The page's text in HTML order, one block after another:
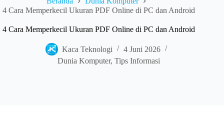
4 Cara Memperkecil Ukuran PDF Online di PC dan Android
4 Cara Memperkecil Ukuran PDF Online di PC dan Android
Kaca Teknologi
4 Juni 2026
Dunia Komputer, Tips Informasi